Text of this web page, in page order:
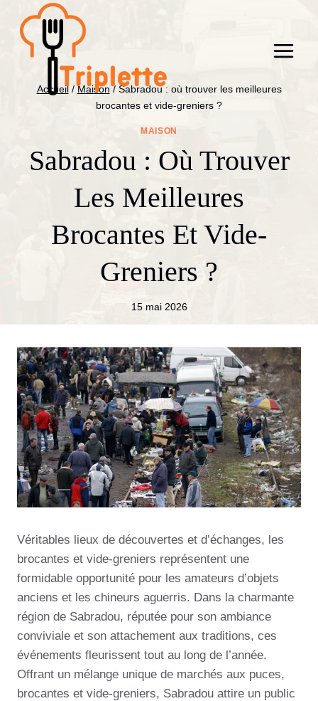
contenu
Accueil / Maison / Sabradou : où trouver les meilleures
brocantes et vide-greniers ?
MAISON
Sabradou : Où Trouver
Les Meilleures
Brocantes Et Vide-
Greniers ?
15 mai 2026
Véritables lieux de découvertes et d’échanges, les
brocantes et vide-greniers représentent une
formidable opportunité pour les amateurs d’objets
anciens et les chineurs aguerris. Dans la charmante
région de Sabradou, réputée pour son ambiance
conviviale et son attachement aux traditions, ces
événements fleurissent tout au long de l’année.
Offrant un mélange unique de marchés aux puces,
brocantes et vide-greniers, Sabradou attire un public